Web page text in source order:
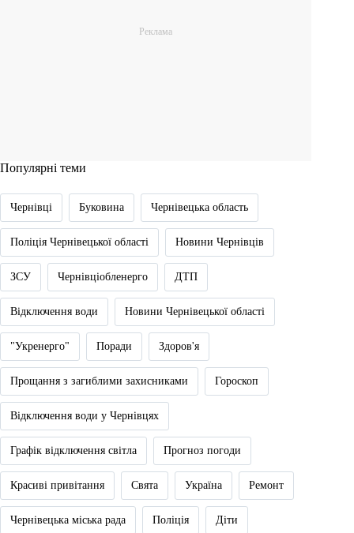
Популярні теми
Чернівці Буковина Чернівецька область
Поліція Чернівецької області Новини Чернівців
ЗСУ Чернівціобленерго ДТП
Відключення води Новини Чернівецької області
"Укренерго" Поради Здоров'я
Прощання з загиблими захисниками Гороскоп
Відключення води у Чернівцях
Графік відключення світла Прогноз погоди
Красиві привітання Свята Україна Ремонт
Чернівецька міська рада Поліція Діти